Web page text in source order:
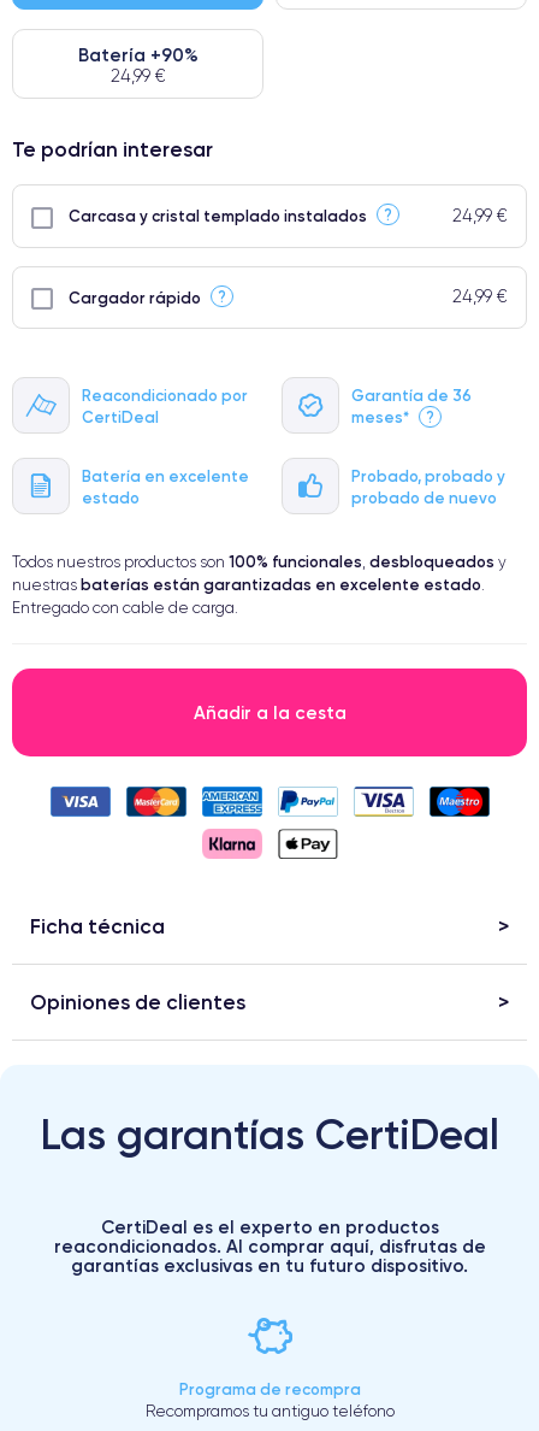
Reacondicionado por
CertiDeal
Garantía de 36
meses*
?
Batería en excelente
estado
Probado, probado y
probado de nuevo
Batería +90%
24,99 €
Te podrían interesar
Carcasa y cristal templado instalados ? 24,99 €
Cargador rápido ? 24,99 €
Todos nuestros productos son 100% funcionales, desbloqueados y
nuestras baterías están garantizadas en excelente estado.
Entregado con cable de carga.
Añadir a la cesta
Ficha técnica
Opiniones de clientes
Las garantías CertiDeal
CertiDeal es el experto en productos
reacondicionados. Al comprar aquí, disfrutas de
garantías exclusivas en tu futuro dispositivo.
Programa de recompra
Recompramos tu antiguo teléfono